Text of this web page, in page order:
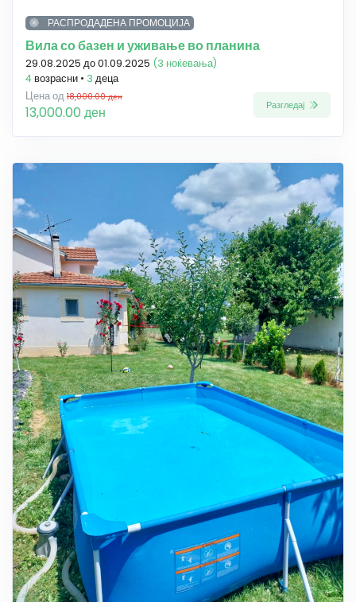
РАСПРОДАДЕНА ПРОМОЦИЈА
Вила со базен и уживање во планина
29.08.2025 до 01.09.2025 (3 ноќевања)
4 возрасни • 3 деца
Цена од 18,000.00 ден
13,000.00 ден Разгледај